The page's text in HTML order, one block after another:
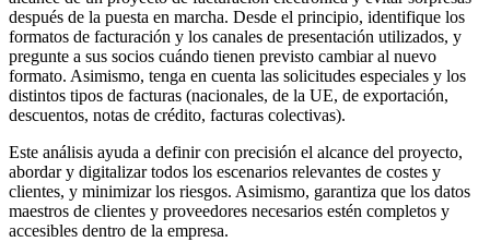
después de la puesta en marcha. Desde el principio, identifique los
formatos de facturación y los canales de presentación utilizados, y
pregunte a sus socios cuándo tienen previsto cambiar al nuevo
formato. Asimismo, tenga en cuenta las solicitudes especiales y los
distintos tipos de facturas (nacionales, de la UE, de exportación,
descuentos, notas de crédito, facturas colectivas).
Este análisis ayuda a definir con precisión el alcance del proyecto,
abordar y digitalizar todos los escenarios relevantes de costes y
clientes, y minimizar los riesgos. Asimismo, garantiza que los datos
maestros de clientes y proveedores necesarios estén completos y
accesibles dentro de la empresa.